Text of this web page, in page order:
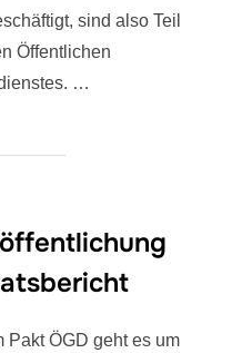
sind also Teil
Öffentlichen
…
Pakt ÖGD geht es um